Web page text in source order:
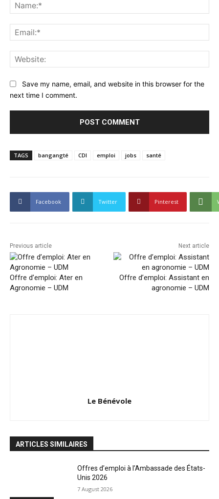
Save my name, email, and website in this browser for the
next time I comment.
TAGS bangangté CDI emploi jobs santé
Facebook Twitter Pinterest
Previous article
Offre d’emploi: Ater en
Agronomie – UDM
Next article
Offre d’emploi: Assistant en
agronomie – UDM
Le Bénévole
ARTICLES SIMILAIRES
Offres d’emploi à l’Ambassade des États-
Unis 2026
7 August 2026